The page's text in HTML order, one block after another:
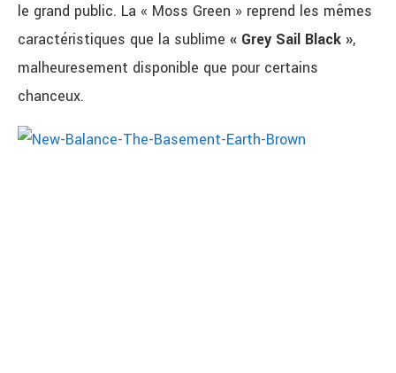
le grand public. La « Moss Green » reprend les mêmes
caractéristiques que la sublime « Grey Sail Black »,
malheuresement disponible que pour certains
chanceux.